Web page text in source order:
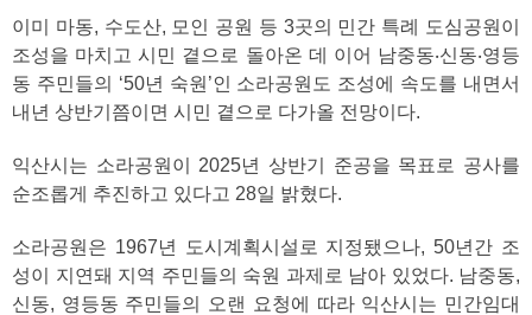
이미 마동, 수도산, 모인 공원 등 3곳의 민간 특례 도심공원이
조성을 마치고 시민 곁으로 돌아온 데 이어 남중동‧신동‧영등
동 주민들의 ‘50년 숙원’인 소라공원도 조성에 속도를 내면서
내년 상반기쯤이면 시민 곁으로 다가올 전망이다.
익산시는 소라공원이 2025년 상반기 준공을 목표로 공사를
순조롭게 추진하고 있다고 28일 밝혔다.
소라공원은 1967년 도시계획시설로 지정됐으나, 50년간 조
성이 지연돼 지역 주민들의 숙원 과제로 남아 있었다. 남중동,
신동, 영등동 주민들의 오랜 요청에 따라 익산시는 민간임대